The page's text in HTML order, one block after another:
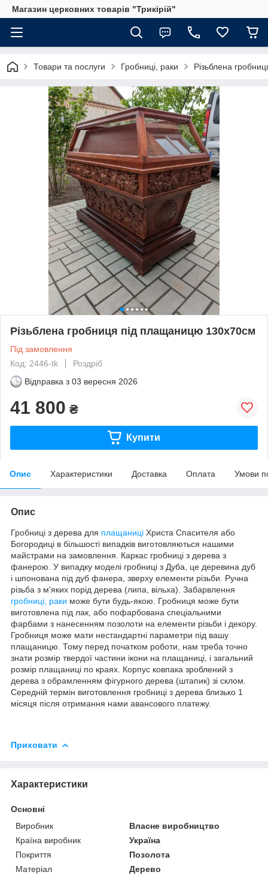
Магазин церковних товарів "Трикірій"
Товари та послуги Гробниці, раки Різьблена
Різьблена гробниця під плащаницю 130х70см
Під замовлення
Код: 2446-tk
Роздріб
Відправка з 03 вересня 2026
41 800 ₴
Купити
Опис Характеристики Доставка Оплата Умови
Опис
Гробниці з дерева для плащаниці Христа Спасителя або
Богородиці в більшості випадків виготовляються нашими
майстрами на замовлення. Каркас гробниці з дерева з
фанерою. У випадку моделі гробниці з Дуба, це деревина дуб
і шпонована під дуб фанера, зверху елементи різьби. Ручна
різьба з м'яких порід дерева (липа, вільха). Забарвлення
гробниці, раки може бути будь-якою. Гробниця може бути
виготовлена під лак, або пофарбована спеціальними
фарбами з нанесенням позолоти на елементи різьби і декору.
Гробниця може мати нестандартні параметри під вашу
плащаницю. Тому перед початком роботи, нам треба точно
знати розмір твердої частини ікони на плащаниці, і загальний
розмір плащаниці по краях. Корпус ковпака зроблений з
дерева з обрамленням фігурного дерева (штапик) зі склом.
Середній термін виготовлення гробниці з дерева близько 1
місяця після отримання нами авансового платежу.
Приховати
Характеристики
Основні
Виробник
Власне виробництво
Країна виробник
Україна
Покриття
Позолота
Матеріал
Дерево